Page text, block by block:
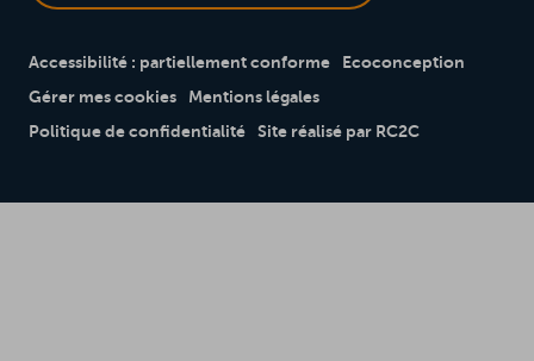
Accessibilité : partiellement conforme
Ecoconception
Gérer mes cookies
Mentions légales
Politique de confidentialité
Site réalisé par RC2C